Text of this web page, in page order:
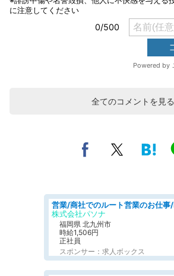
全てのコメントを見る
株式会社パソナ
福岡県 北九州市
時給1,506円
正社員
スポンサー：求人ボックス